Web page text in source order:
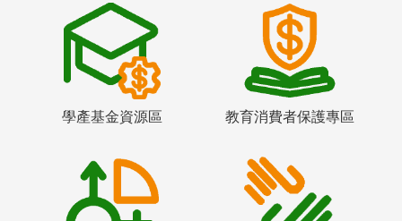
學產基金資源區 教育消費者保護專區